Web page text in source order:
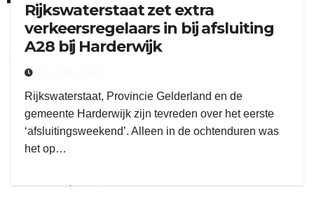
duo montage
Rijkswaterstaat zet extra
verkeersregelaars in bij afsluiting
A28 bij Harderwijk
Rijkswaterstaat, Provincie Gelderland en de
gemeente Harderwijk zijn tevreden over het eerste
‘afsluitingsweekend’. Alleen in de ochtenduren was
het op…